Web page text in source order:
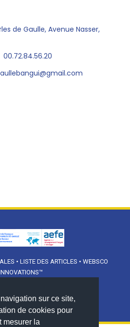
sur ce site,
de cookies pour
mesurer la
de Gaulle, Avenue Nasser,
00.72.84.56.20
• LISTE DES ARTICLES • WEBSCO